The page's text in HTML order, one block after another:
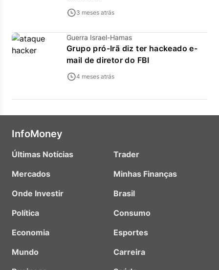
3 meses atrás
Guerra Israel-Hamas
Grupo pró-Irã diz ter hackeado e-
mail de diretor do FBI
4 meses atrás
InfoMoney
Últimas Notícias
Mercados
Onde Investir
Política
Economia
Mundo
Trader
Minhas Finanças
Brasil
Consumo
Esportes
Carreira